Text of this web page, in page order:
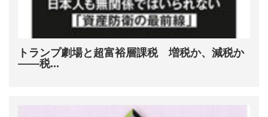
トランプ劇場と超富裕層課税 増税か、減税か
――税...